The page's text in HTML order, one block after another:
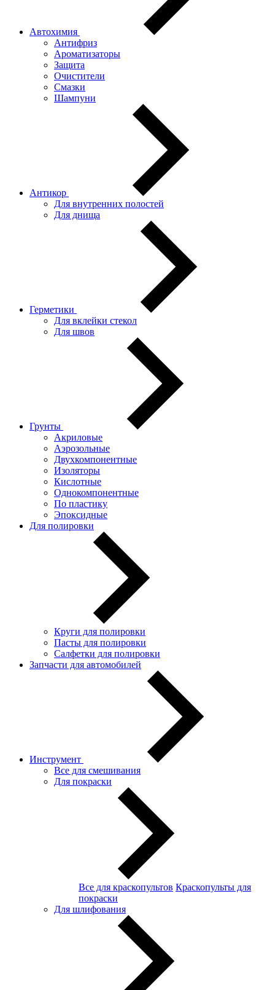
Автохимия
Антифриз
Ароматизаторы
Защита
Очистители
Смазки
Шампуни
Антикор
Для внутренних полостей
Для днища
Герметики
Для вклейки стекол
Для швов
Грунты
Акриловые
Аэрозольные
Двухкомпонентные
Изоляторы
Кислотные
Однокомпонентные
По пластику
Эпоксидные
Для полировки
Круги для полировки
Пасты для полировки
Салфетки для полировки
Запчасти для автомобилей
Инструмент
Все для смешивания
Для покраски
Все для краскопультов Краскопульты для
покраски
Для шлифования